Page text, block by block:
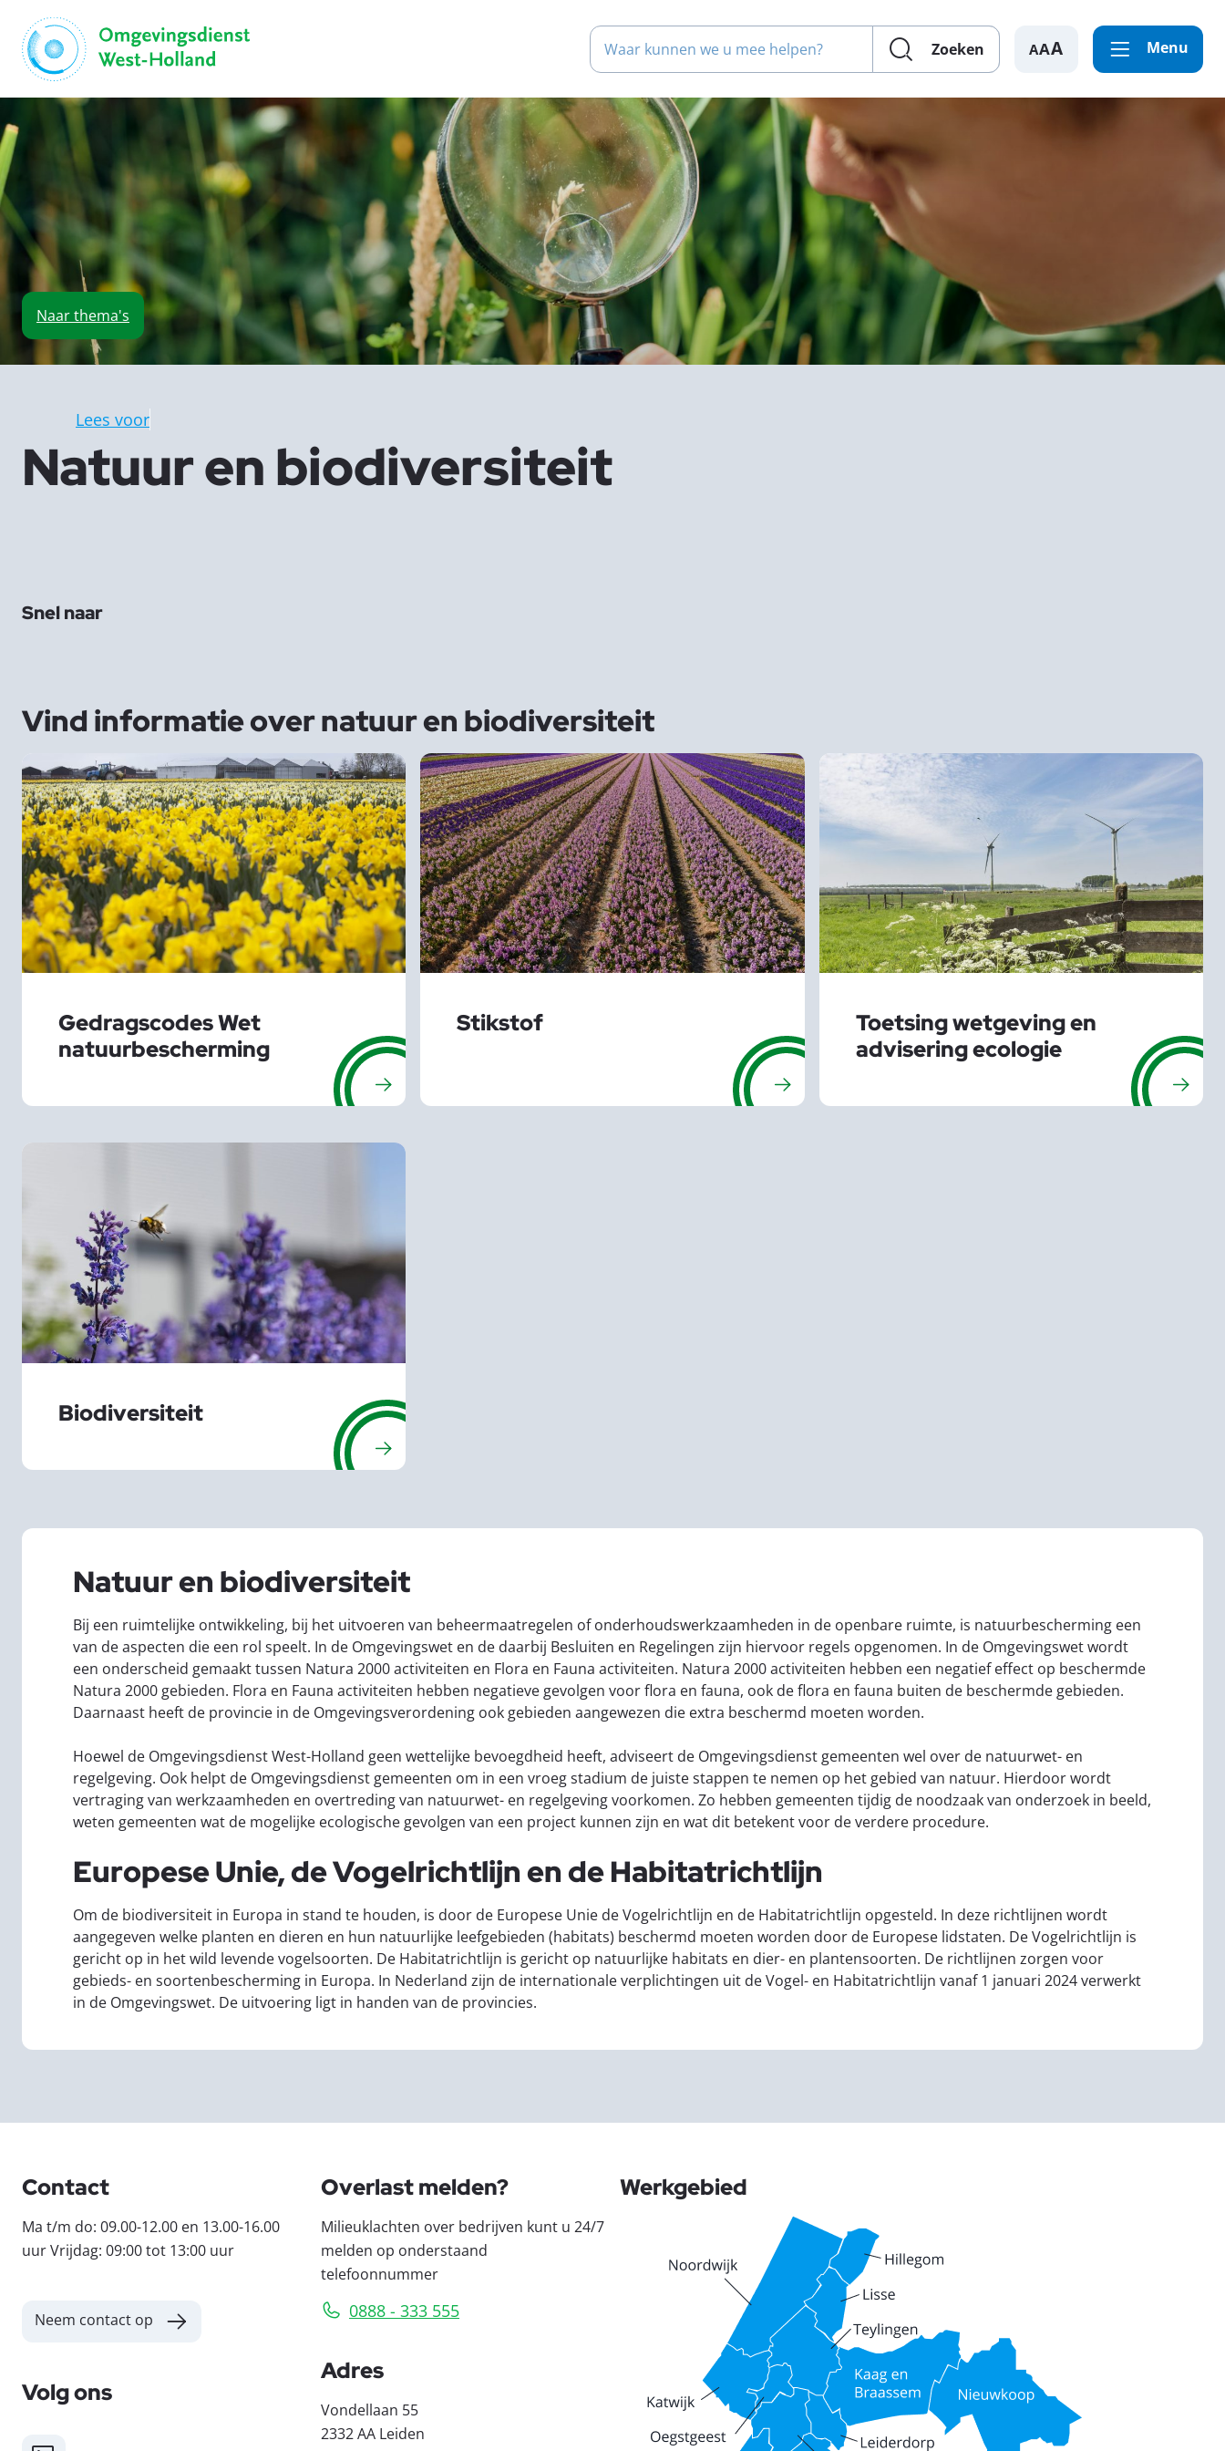
Waar kunnen we u mee helpen?
Zoeken A Menu
Lees voor
Naarthema's
Natuur en biodiversiteit
Snel naar
Vind informatie overnatuur en biodiversiteit
Gedragscodes Wet
natuurbescherming
Stikstof
Toetsing wetgeving en
advisering ecologie
Biodiversiteit
Natuur en biodiversiteit
Bij een ruimtelijke ontwikkeling, bij het uitvoeren van beheermaatregelen of onderhoudswerkzaamheden in de openbare ruimte, is natuurbescherming een
van de aspecten die een rol speelt. In de Omgevingswet en de daarbij Besluiten en Regelingen zijn hiervoor regels opgenomen. In de Omgevingswet wordt
een onderscheid gemaakt tussen Natura 2000 activiteiten en Flora en Fauna activiteiten. Natura 2000 activiteiten hebben een negatief effect op beschermde
Natura 2000 gebieden. Flora en Fauna activiteiten hebben negatieve gevolgen voor flora en fauna, ook de flora en fauna buiten de beschermde gebieden.
Daarnaast heeft de provincie in de Omgevingsverordening ook gebieden aangewezen die extra beschermd moeten worden.
Hoewel de Omgevingsdienst West-Holland geen wettelijke bevoegdheid heeft, adviseert de Omgevingsdienst gemeenten wel over de natuurwet- en
regelgeving. Ook helpt de Omgevingsdienst gemeenten om in een vroeg stadium de juiste stappen te nemen op het gebied van natuur. Hierdoor wordt
vertraging van werkzaamheden en overtreding van natuurwet- en regelgeving voorkomen. Zo hebben gemeenten tijdig de noodzaak van onderzoek in beeld,
weten gemeenten wat de mogelijke ecologische gevolgen van een project kunnen zijn en wat dit betekent voor de verdere procedure.
Europese Unie, de Vogelrichtlijn en de Habitatrichtlijn
Om de biodiversiteit in Europa in stand te houden, is door de Europese Unie de Vogelrichtlijn en de Habitatrichtlijn opgesteld. In deze richtlijnen wordt
aangegeven welke planten en dieren en hun natuurlijke leefgebieden (habitats) beschermd moeten worden door de Europese lidstaten. De Vogelrichtlijn is
gericht op in het wild levende vogelsoorten. De Habitatrichtlijn is gericht op natuurlijke habitats en dier- en plantensoorten. De richtlijnen zorgen voor
gebieds- en soortenbescherming in Europa. In Nederland zijn de internationale verplichtingen uit de Vogel- en Habitatrichtlijn vanaf 1 januari 2024 verwerkt
in de Omgevingswet. De uitvoering ligt in handen van de provincies.
Contact
Ma t/m do: 09.00-12.00 en 13.00-16.00
uur Vrijdag: 09:00 tot 13:00 uur
Neem contact op
Volg ons
Overlast melden?
Milieuklachten over bedrijven kunt u 24/7
melden op onderstaand
telefoonnummer
0888 - 333 555
Adres
Vondellaan 55
2332 AA Leiden
Werkgebied